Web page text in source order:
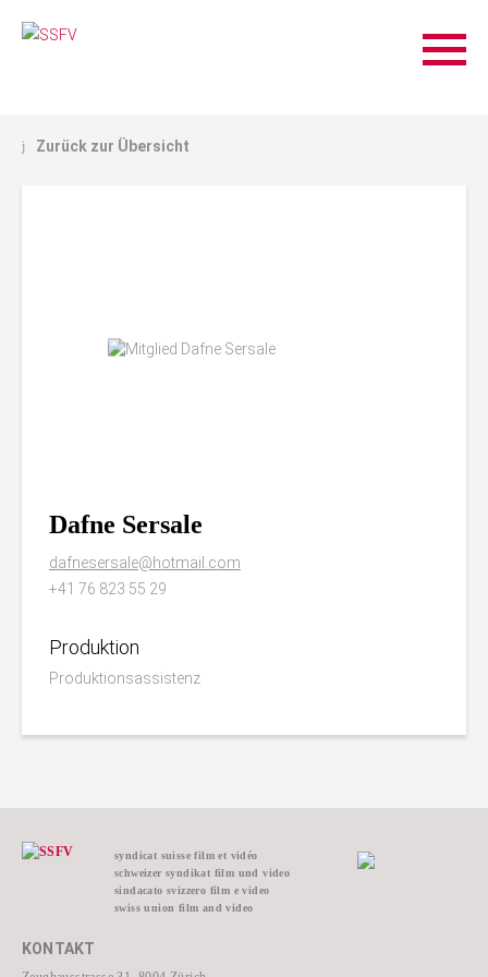
j Zurück zur Übersicht
Dafne Sersale
dafnesersale@hotmail.com
+41 76 823 55 29
Produktion
Produktionsassistenz
syndicat suisse film et vidéo
schweizer syndikat film und video
sindacato svizzero film e video
swiss union film and video
KONTAKT